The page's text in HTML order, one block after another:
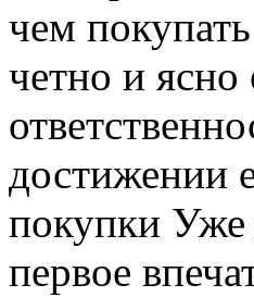
чем
четно и ясно
достижении
покупки Уже
первое